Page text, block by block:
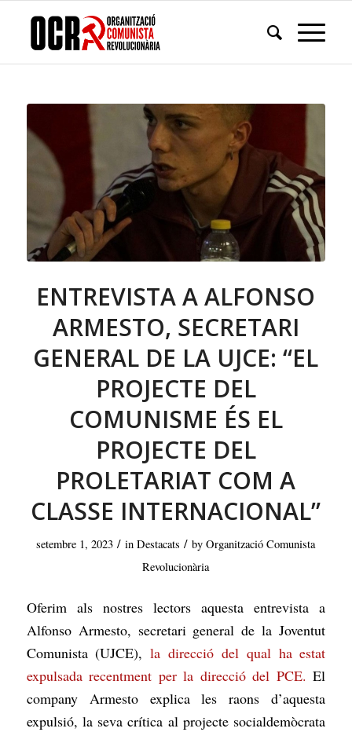
ENTREVISTA A ALFONSO
ARMESTO, SECRETARI
GENERAL DE LA UJCE: “EL
PROJECTE DEL
COMUNISME ÉS EL
PROJECTE DEL
PROLETARIAT COM A
CLASSE INTERNACIONAL”
setembre 1, 2023 / inDestacats / byOrganització Comunista
Revolucionària
Oferim als nostres lectors aquesta entrevista a
Alfonso Armesto, secretari general de la Joventut
Comunista (UJCE), la direcció del qual ha estat
expulsada recentment per la direcció del PCE. El
company Armesto explica les raons d’aquesta
expulsió, la seva crítica al projecte socialdemòcrata